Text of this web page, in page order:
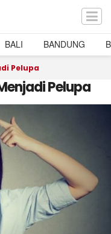
BALI BANDUNG
Pelupa
Pelupa